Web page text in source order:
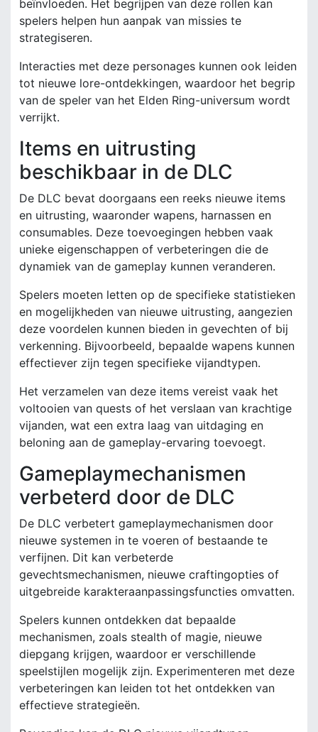
beïnvloeden. Het begrijpen van deze rollen kan
spelers helpen hun aanpak van missies te
strategiseren.
Interacties met deze personages kunnen ook leiden
tot nieuwe lore-ontdekkingen, waardoor het begrip
van de speler van het Elden Ring-universum wordt
verrijkt.
Items en uitrusting
beschikbaar in de DLC
De DLC bevat doorgaans een reeks nieuwe items
en uitrusting, waaronder wapens, harnassen en
consumables. Deze toevoegingen hebben vaak
unieke eigenschappen of verbeteringen die de
dynamiek van de gameplay kunnen veranderen.
Spelers moeten letten op de specifieke statistieken
en mogelijkheden van nieuwe uitrusting, aangezien
deze voordelen kunnen bieden in gevechten of bij
verkenning. Bijvoorbeeld, bepaalde wapens kunnen
effectiever zijn tegen specifieke vijandtypen.
Het verzamelen van deze items vereist vaak het
voltooien van quests of het verslaan van krachtige
vijanden, wat een extra laag van uitdaging en
beloning aan de gameplay-ervaring toevoegt.
Gameplaymechanismen
verbeterd door de DLC
De DLC verbetert gameplaymechanismen door
nieuwe systemen in te voeren of bestaande te
verfijnen. Dit kan verbeterde
gevechtsmechanismen, nieuwe craftingopties of
uitgebreide karakteraanpassingsfuncties omvatten.
Spelers kunnen ontdekken dat bepaalde
mechanismen, zoals stealth of magie, nieuwe
diepgang krijgen, waardoor er verschillende
speelstijlen mogelijk zijn. Experimenteren met deze
verbeteringen kan leiden tot het ontdekken van
effectieve strategieën.